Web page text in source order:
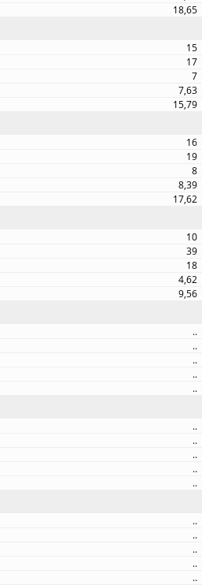
18,65
15
17
7
7,63
15,79
16
19
8
8,39
17,62
10
39
18
4,62
9,56
..
..
..
..
..
..
..
..
..
..
..
..
..
..
..